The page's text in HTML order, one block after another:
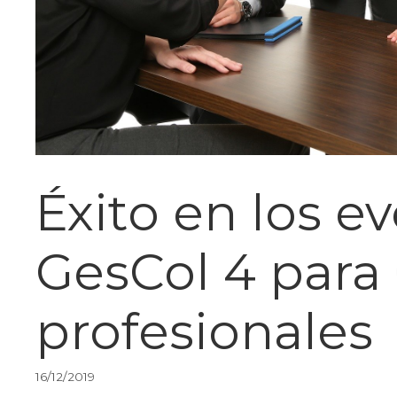
Éxito en los
GesCol 4
profesionales
16/12/2019